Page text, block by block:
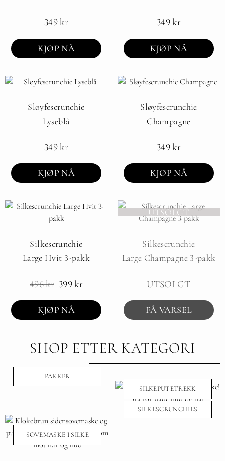
349kr
KJØP NÅ
349kr
KJØP NÅ
Sløyfescrunchie
Lyseblå
349kr
KJØP NÅ
Sløyfescrunchie
Champagne
349kr
KJØP NÅ
Silkescrunchie
Large Hvit 3-pakk
496kr 399kr
KJØP NÅ
UTSOLGT
Silkescrunchie
Large Champagne 3-pakk
UTSOLGT
FÅ VARSEL
SHOP ETTER KATEGORI
PAKKER
SILKEPUTETREKK
SOVEMASKE I SILKE
SILKESCRUNCHIES